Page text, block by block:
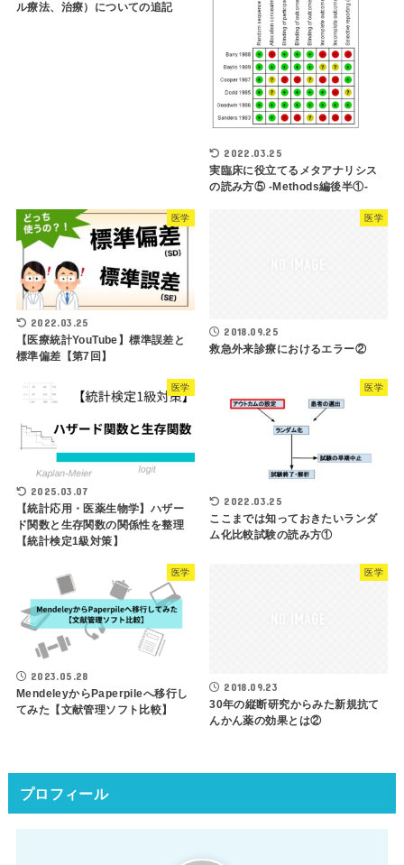
ル療法、治療）についての追記
2022.03.25
実臨床に役立てるメタアナリシス
の読み方⑤ -Methods編後半①-
医学
2022.03.25
【医療統計YouTube】標準誤差と
標準偏差【第7回】
医学
2018.09.25
救急外来診療におけるエラー②
医学
2025.03.07
【統計応用・医薬生物学】ハザー
ド関数と生存関数の関係性を整理
【統計検定1級対策】
医学
2022.03.25
ここまでは知っておきたいランダ
ム化比較試験の読み方①
医学
2023.05.28
MendeleyからPaperpileへ移行し
てみた【文献管理ソフト比較】
医学
2018.09.23
30年の縦断研究からみた新規抗て
んかん薬の効果とは②
プロフィール